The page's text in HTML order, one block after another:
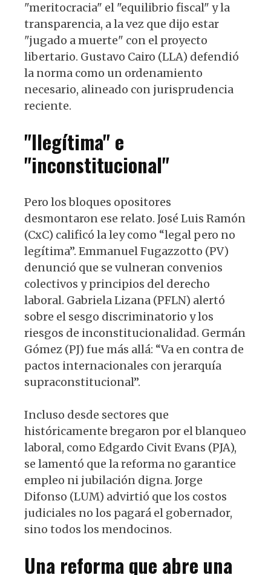
"meritocracia" el "equilibrio fiscal" y la
transparencia, a la vez que dijo estar
"jugado a muerte" con el proyecto
libertario. Gustavo Cairo (LLA) defendió
la norma como un ordenamiento
necesario, alineado con jurisprudencia
reciente.
"Ilegítima" e
"inconstitucional"
Pero los bloques opositores
desmontaron ese relato. José Luis Ramón
(CxC) calificó la ley como “legal pero no
legítima”. Emmanuel Fugazzotto (PV)
denunció que se vulneran convenios
colectivos y principios del derecho
laboral. Gabriela Lizana (PFLN) alertó
sobre el sesgo discriminatorio y los
riesgos de inconstitucionalidad. Germán
Gómez (PJ) fue más allá: “Va en contra de
pactos internacionales con jerarquía
supraconstitucional”.
Incluso desde sectores que
históricamente bregaron por el blanqueo
laboral, como Edgardo Civit Evans (PJA),
se lamentó que la reforma no garantice
empleo ni jubilación digna. Jorge
Difonso (LUM) advirtió que los costos
judiciales no los pagará el gobernador,
sino todos los mendocinos.
Una reforma que abre una